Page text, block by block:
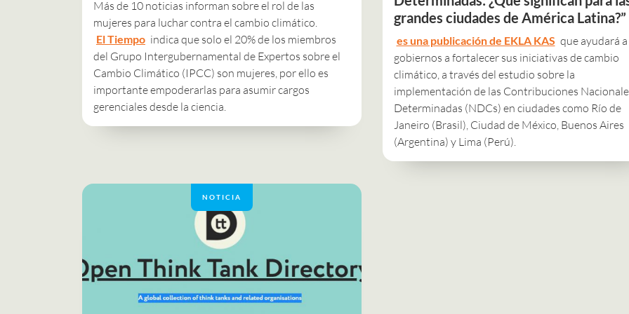
Más de 10 noticias informan sobre el rol de las
mujeres para luchar contra el cambio climático.
El Tiempo indica que solo el 20% de los miembros
del Grupo Intergubernamental de Expertos sobre el
Cambio Climático (IPCC) son mujeres, por ello es
importante empoderarlas para asumir cargos
gerenciales desde la ciencia.
grandes ciudades de América Latina?”
es una publicación de EKLA KAS que ayudará
gobiernos a fortalecer sus iniciativas de cambio
climático, a través del estudio sobre la
implementación de las Contribuciones
Determinadas (NDCs) en ciudades como Río de
Janeiro (Brasil), Ciudad de México, Buenos Aires
(Argentina) y Lima (Perú).
NOTICIA